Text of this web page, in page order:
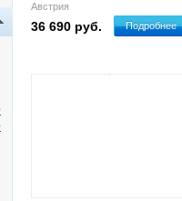
Австрия
36 690 руб. Подробнее